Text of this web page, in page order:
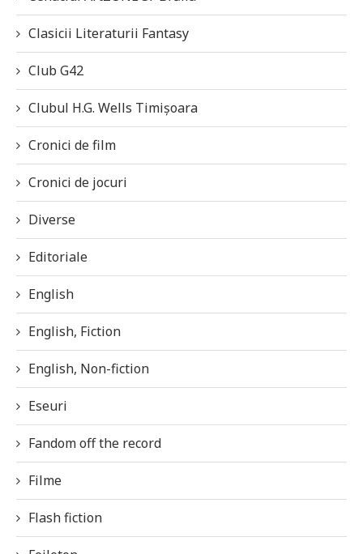
Clasicii Literaturii Fantasy
Club G42
Clubul H.G. Wells Timișoara
Cronici de film
Cronici de jocuri
Diverse
Editoriale
English
English, Fiction
English, Non-fiction
Eseuri
Fandom off the record
Filme
Flash fiction